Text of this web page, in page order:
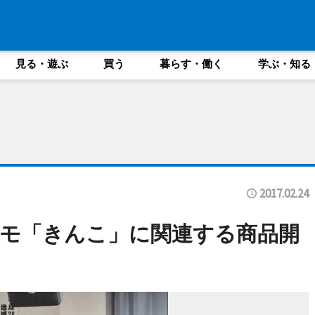
見る・遊ぶ 買う 暮らす・働く 学ぶ・知る
2017.02.24
「きんこ」に関連する商品開